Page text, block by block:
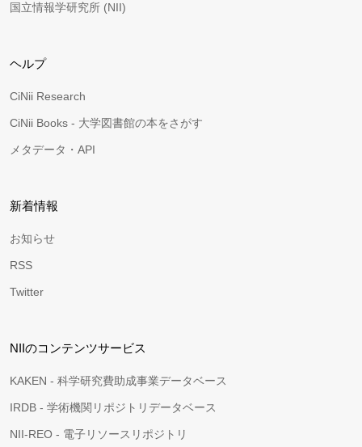
国立情報学研究所 (NII)
ヘルプ
CiNii Research
CiNii Books - 大学図書館の本をさがす
メタデータ・API
新着情報
お知らせ
RSS
Twitter
NIIのコンテンツサービス
KAKEN - 科学研究費助成事業データベース
IRDB - 学術機関リポジトリデータベース
NII-REO - 電子リソースリポジトリ